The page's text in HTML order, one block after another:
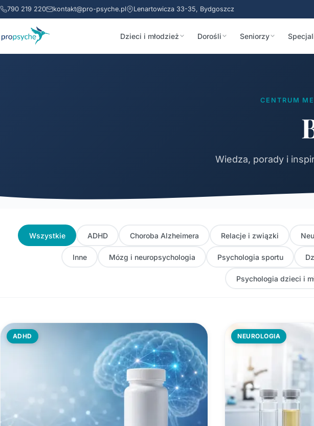
790 219 220 kontakt@pro-psyche.pl Lenartowicza 33-35, Bydgoszcz
Dzieci i młodzież Dorośli Seniorzy
CENTRUM
Wiedza, porady i
Wszystkie ADHD Choroba Alzheimera Relacje i związki
Inne Mózg i neuropsychologia Psychologia sportu
Psychologia dzieci i
ADHD NEUROLOGIA